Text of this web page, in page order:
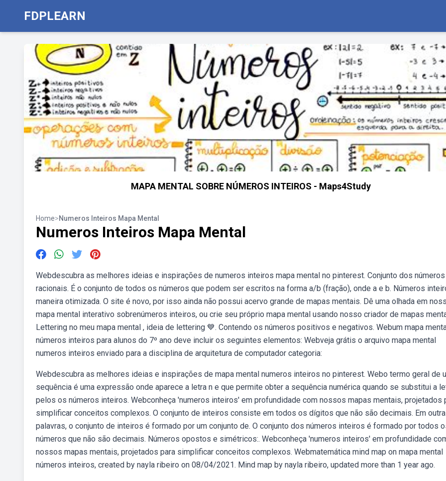
FDPLEARN
MAPA MENTAL SOBRE NÚMEROS INTEIROS - Maps4Study
Home>Numeros Inteiros Mapa Mental
Numeros Inteiros Mapa Mental
Webdescubra as melhores ideias e inspirações de numeros inteiros mapa mental no pinterest. Conjunto dos números
racionais. É o conjunto de todos os números que podem ser escritos na forma a/b (fração), onde a e b. Números
maneira otimizada. O site é novo, por isso ainda não possui acervo grande de mapas mentais. Dê uma olhada em
mapa mental interativo sobrenúmeros inteiros, ou crie seu próprio mapa mental usando nosso criador de mapas
Lettering no meu mapa mental , ideia de lettering 💙. Contendo os números positivos e negativos. Webum mapa
números inteiros para alunos do 7º ano deve incluir os seguintes elementos: Webveja grátis o arquivo mapa mental
numeros inteiros enviado para a disciplina de arquitetura de computador categoria:
Webdescubra as melhores ideias e inspirações de mapa mental numeros inteiros no pinterest. Webo termo geral de
sequência é uma expressão onde aparece a letra n e que permite obter a sequência numérica quando se substitui a
pelos os números inteiros. Webconheça 'numeros inteiros' em profundidade com nossos mapas mentais, projetados
simplificar conceitos complexos. O conjunto de inteiros consiste em todos os dígitos que não são decimais. Em
palavras, o conjunto de inteiros é formado por um conjunto de. O conjunto dos números inteiros é formado por todos
números que não são decimais. Números opostos e simétricos:. Webconheça 'numeros inteiros' em profundidade
nossos mapas mentais, projetados para simplificar conceitos complexos. Webmatemática mind map on mapa mental
números inteiros, created by nayla ribeiro on 08/04/2021. Mind map by nayla ribeiro, updated more than 1 year ago.